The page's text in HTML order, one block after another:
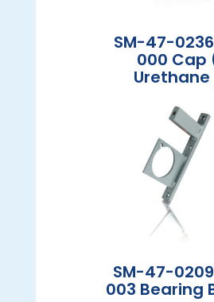
SM-47-
000 Cap
Urethane
SM-47-
003 Bearing